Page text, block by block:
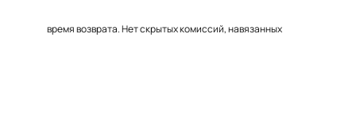
время возврата. Нет скрытых комиссий, навязанных